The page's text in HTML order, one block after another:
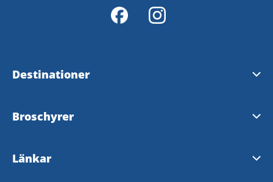
Destinationer
Skara
Broschyrer
Karta
Länkar